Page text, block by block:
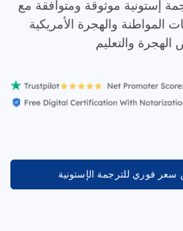
إستونية موثوقة ومتوافقة مع
المواطنة والهجرة الأمريكية
الهجرة والتعليم
فوري للترجمة الإستونية